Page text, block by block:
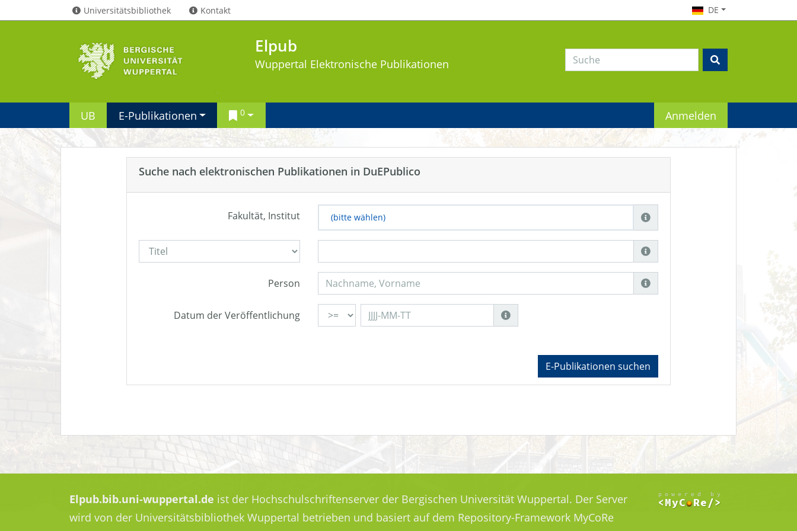
Universitätsbibliothek Kontakt DE
Elpub
Wuppertal Elektronische Publikationen
UB E-Publikationen 0 Anmelden
Suche nach elektronischen Publikationen in DuEPublico
Fakultät, Institut (bitte wählen)
Person
Datum der Veröffentlichung
E-Publikationen suchen
Elpub.bib.uni-wuppertal.de ist der Hochschulschriftenserver der Bergischen Universität Wuppertal. Der Server
wird von der Universitätsbibliothek Wuppertal betrieben und basiert auf dem Repository-Framework MyCoRe